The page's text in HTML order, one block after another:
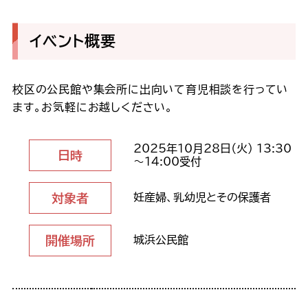
イベント概要
校区の公民館や集会所に出向いて育児相談を行ってい
ます。お気軽にお越しください。
日時
2025年10月28日（火） 13:30
～14:00受付
対象者 妊産婦、乳幼児とその保護者
開催場所 城浜公民館